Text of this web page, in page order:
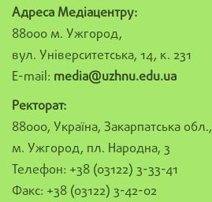
Адреса Медіацентру:
88000 м. Ужгород,
вул. Університетська, 14, к. 231
E-mail: media@uzhnu.edu.ua
Ректорат:
88000, Україна, Закарпатська обл.,
м. Ужгород, пл. Народна, 3
Телефон: +38 (03122) 3-33-41
Факс: +38 (03122) 3-42-02